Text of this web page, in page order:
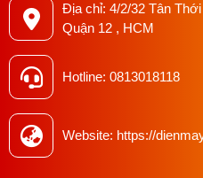
Địa chỉ: 4/2/32 Tân
Quận 12 , HCM
Hotline: 0813018118
Website: https://